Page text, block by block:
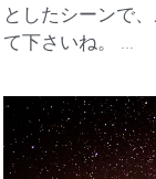
ルーンはあなた
運命へと誘いま
としたシーンで
て下さいね。 ...